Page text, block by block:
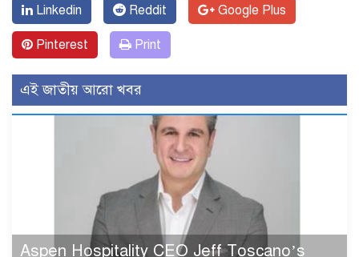
Linkedin Reddit Google Plus
Pinterest Print
এই জাতীয় আরো খবর
Aspen Hospitality CEO Jeff Toscano’s